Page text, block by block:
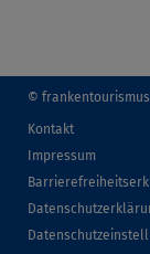
© frankentourismus
Kontakt
Impressum